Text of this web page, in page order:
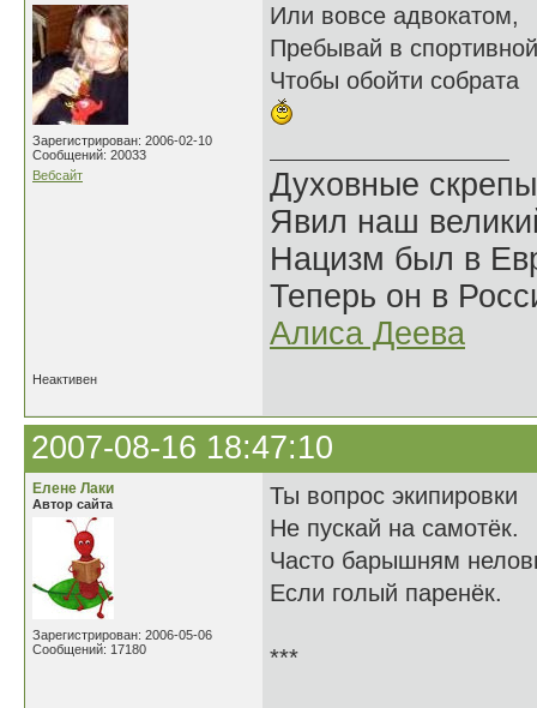
Зарегистрирован: 2006-02-10
Сообщений: 20033
Вебсайт
Или вовсе адвокатом,
Пребывай в
Чтобы обойти собрата
Духовные
Явил наш
Нацизм был в
Теперь он в
Алиса Деева
Неактивен
2007-08-16 18:47:10
Елене Лаки
Автор сайта
Зарегистрирован: 2006-05-06
Сообщений: 17180
Ты вопрос экипировки
Не пускай на самотёк.
Часто барышням
Если голый паренёк.
***